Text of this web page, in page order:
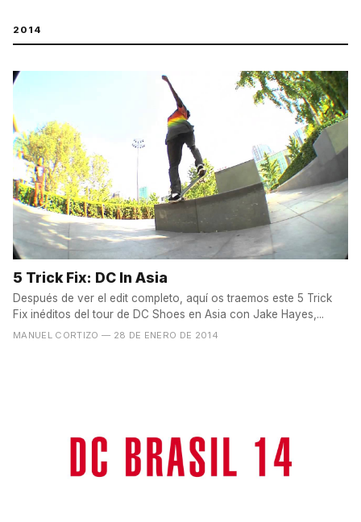
2014
5 Trick Fix: DC In Asia
Después de ver el edit completo, aquí os traemos este 5 Trick
Fix inéditos del tour de DC Shoes en Asia con Jake Hayes,...
MANUEL CORTIZO — 28 DE ENERO DE 2014